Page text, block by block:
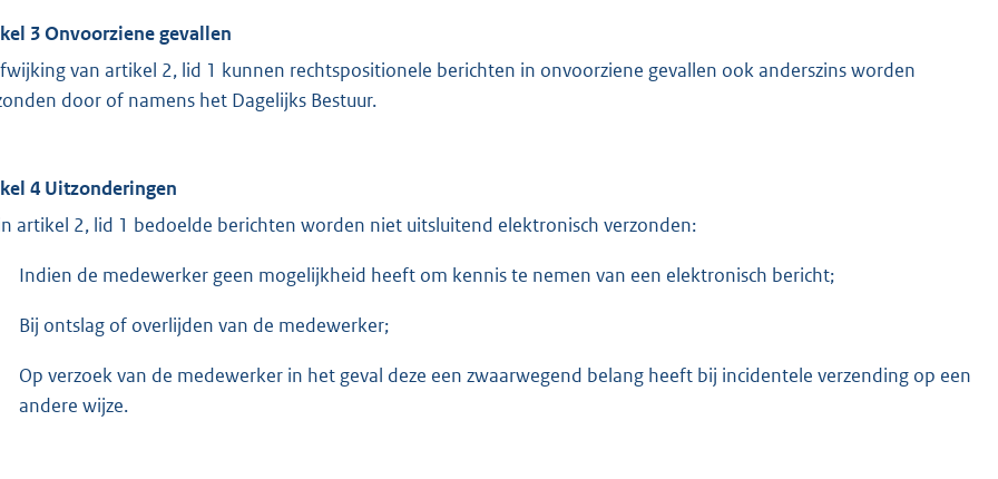
3 Onvoorziene gevallen
van artikel 2, lid 1 kunnen rechtspositionele berichten in onvoorziene gevallen ook anderszins worden
door of namens het Dagelijks Bestuur.
4 Uitzonderingen
artikel 2, lid 1 bedoelde berichten worden niet uitsluitend elektronisch verzonden:
Indien de medewerker geen mogelijkheid heeft om kennis te nemen van een elektronisch bericht;
Bij ontslag of overlijden van de medewerker;
Op verzoek van de medewerker in het geval deze een zwaarwegend belang heeft bij incidentele verzending op een
andere wijze.